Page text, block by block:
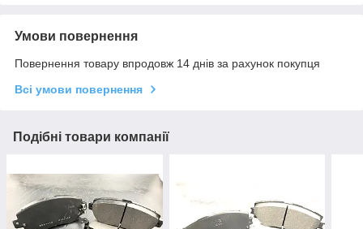
Умови повернення
Повернення товару впродовж 14 днів за рахунок покупця
Всі умови повернення
Подібні товари компанії